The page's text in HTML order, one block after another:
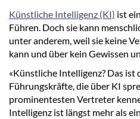
Künstliche Intelligenz (KI) ist
Führen. Doch sie kann
unter anderem, weil sie keine
kann und über kein Gewissen
«Künstliche Intelligenz? Das ist
Führungskräfte, die über KI
prominentesten Vertreter
Intelligenz ist längst mehr als